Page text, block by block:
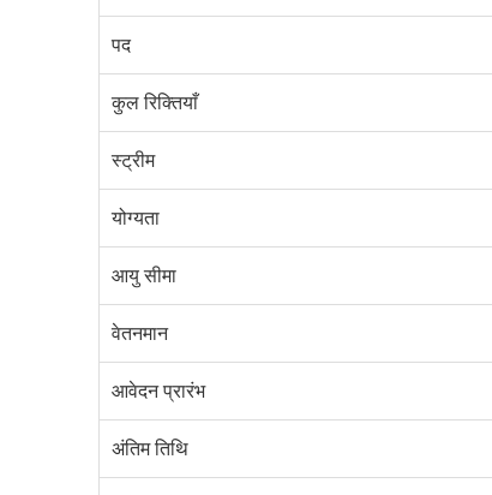
पद
कुल रिक्तियाँ
स्ट्रीम
योग्यता
आयु सीमा
वेतनमान
आवेदन प्रारंभ
अंतिम तिथि